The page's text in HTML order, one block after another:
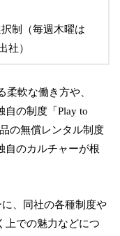
制（毎週木曜は
社）
軟な働き方や、
自の制度「Play to
の無償レンタル制度
自のカルチャーが根
、同社の各種制度や
上での魅力などにつ